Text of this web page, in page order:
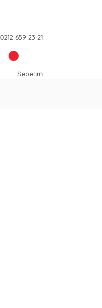
0212 659 23 21
Sepetim